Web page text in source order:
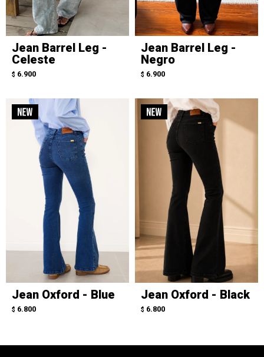
Jean Barrel Leg -
Celeste
$ 6.900
Jean Barrel Leg -
Negro
$ 6.900
Jean Oxford - Blue
$ 6.800
Jean Oxford - Black
$ 6.800